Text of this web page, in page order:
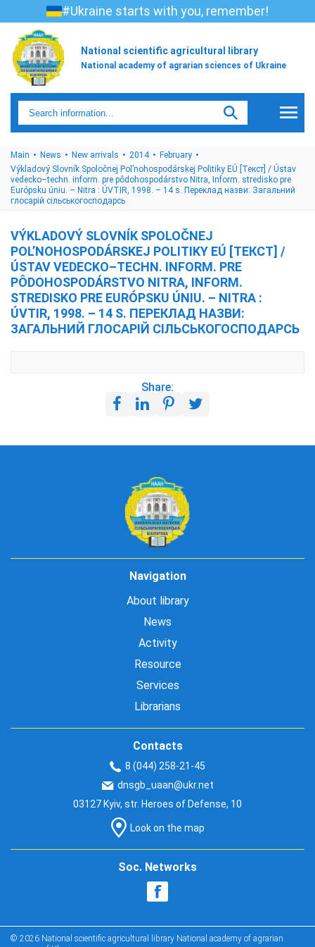
#Ukraine starts with you, remember!
National scientific agricultural library
National academy of agrarian sciences of Ukraine
Main News New arrivals 2014
February
Výkladový Slovník Spoločnej Pol’nohospodárskej Politiky EÚ [Текст] / Ústav
vedecko–techn. inform. pre pôdohospodárstvo Nitra, Inform. stredisko pre
Európsku úniu. – Nitra : ÚVTIR, 1998. – 14 s. Переклад назви: Загальний
глосарій сільськогосподарсь
VÝKLADOVÝ SLOVNÍK SPOLOČNEJ
POL’NOHOSPODÁRSKEJ POLITIKY EÚ [ТЕКСТ] /
ÚSTAV VEDECKO–TECHN. INFORM. PRE
PÔDOHOSPODÁRSTVO NITRA, INFORM.
STREDISKO PRE EURÓPSKU ÚNIU. – NITRA :
ÚVTIR, 1998. – 14 S. ПЕРЕКЛАД НАЗВИ:
ЗАГАЛЬНИЙ ГЛОСАРІЙ СІЛЬСЬКОГОСПОДАРСЬ
Share:
Navigation
About library
News
Activity
Resource
Services
Librarians
Contacts
8 (044) 258-21-45
dnsgb_uaan@ukr.net
03127 Kyiv, str. Heroes of Defense, 10
Look on the map
Soc. Networks
© 2026 National scientific agricultural library National academy of agrarian